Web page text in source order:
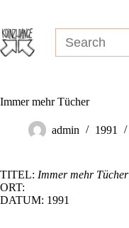
content
Immer mehr Tücher
admin 1991
TITEL: Immer mehr Tücher
ORT:
DATUM: 1991